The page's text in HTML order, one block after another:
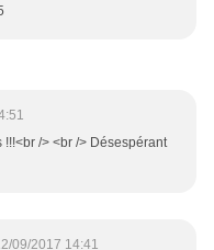
!!!<br /> <br /> Désespérant
09/2017 14:41